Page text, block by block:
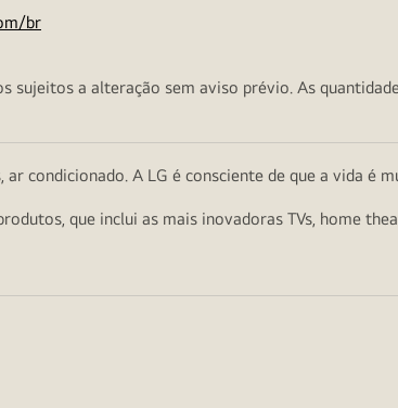
br
a alteração sem aviso prévio. As
condicionado. A LG é consciente de que a vida é
que inclui as mais inovadoras TVs, home